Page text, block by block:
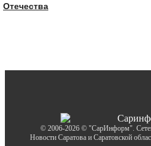
Отечества
© 2006-2026 © "СарИнформ".
Новости Саратова и Саратовской